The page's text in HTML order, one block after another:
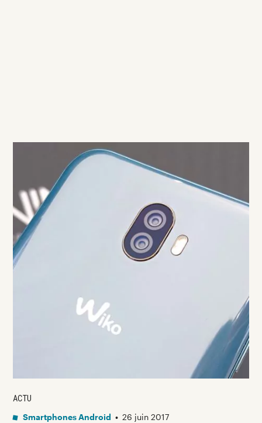
ACTU
Smartphones Android • 26 juin 2017